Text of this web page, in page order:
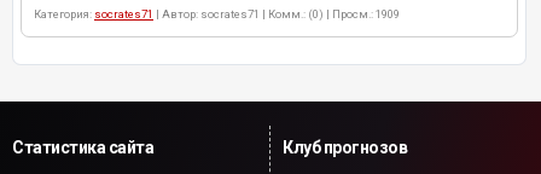
Категория: socrates71 | Автор: socrates71 | Комм.: (0) | Просм.: 1909
Статистика сайта
Клуб прогнозов